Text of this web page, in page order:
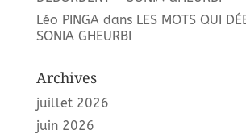
Léo PINGAdans LES MOTS QUI
SONIA GHEURBI
Archives
juillet 2026
juin 2026